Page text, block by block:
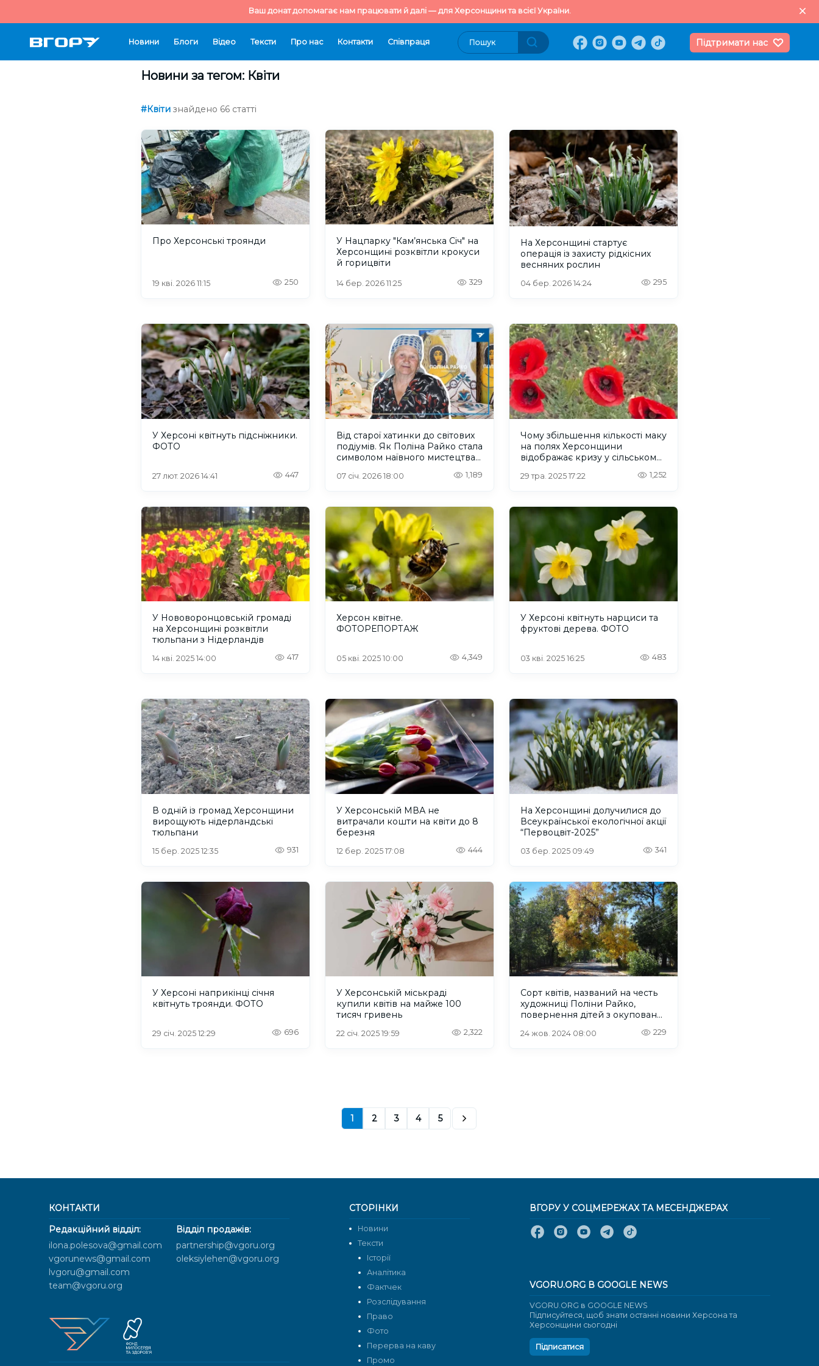
Ваш донат допомагає нам працювати й далі — для Херсонщини та всієї України.
Новини Блоги Відео Тексти Про нас Контакти Cпівпраця Підтримати нас
Новини за тегом: Квіти
#Квіти знайдено 66 статті
Про Херсонські троянди
19 кві. 2026 11:15 250
У Нацпарку "Кам’янська Січ" на
Херсонщині розквітли крокуси
й горицвіти
14 бер. 2026 11:25 329
На Херсонщині стартує
операція із захисту рідкісних
весняних рослин
04 бер. 2026 14:24 295
У Херсоні квітнуть підсніжники.
ФОТО
27 лют. 2026 14:41 447
Від старої хатинки до світових
подіумів. Як Поліна Райко стала
символом наївного мистецтва
07 січ. 2026 18:00 1,189
Чому збільшення кількості маку
на полях Херсонщини
відображає кризу у сільському
29 тра. 2025 17:22 1,252
У Нововоронцовській громаді
на Херсонщині розквітли
тюльпани з Нідерландів
14 кві. 2025 14:00 417
Херсон квітне.
ФОТОРЕПОРТАЖ
05 кві. 2025 10:00 4,349
У Херсоні квітнуть нарциси та
фруктові дерева. ФОТО
03 кві. 2025 16:25 483
В одній із громад Херсонщини
вирощують нідерландські
тюльпани
15 бер. 2025 12:35 931
У Херсонській МВА не
витрачали кошти на квіти до 8
березня
12 бер. 2025 17:08 444
На Херсонщині долучилися до
Всеукраїнської екологічної акції
“Первоцвіт-2025”
03 бер. 2025 09:49 341
У Херсоні наприкінці січня
квітнуть троянди. ФОТО
29 січ. 2025 12:29 696
У Херсонській міськраді
купили квітів на майже 100
тисяч гривень
22 січ. 2025 19:59 2,322
Сорт квітів, названий на честь
художниці Поліни Райко,
повернення дітей з окупованої
та Херсонщини за 23 жовтня
24 жов. 2024 08:00 229
1 2 3 4 5
КОНТАКТИ
Редакційний відділ:
ilona.polesova@gmail.com
vgorunews@gmail.com
lvgoru@gmail.com
team@vgoru.org
Відділ продажів:
partnership@vgoru.org
oleksiylehen@vgoru.org
СТОРІНКИ
Новини
Тексти
Історії
Аналітика
Фактчек
Розслідування
Право
Фото
Перерва на каву
Промо
ВГОРУ У СОЦМЕРЕЖАХ ТА МЕСЕНДЖЕРАХ
VGORU.ORG В GOOGLE NEWS
VGORU.ORG в GOOGLE NEWS
Підписуйтеся, щоб знати останні новини Херсона та
Херсонщини сьогодні
Підписатися